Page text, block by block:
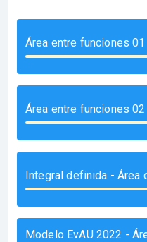
Área entre funciones 01
Área entre funciones 02
Integral definida - Área
Modelo EvAU 2022 -